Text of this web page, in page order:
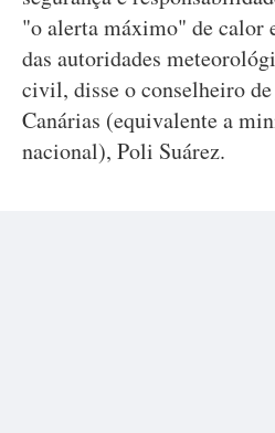
"o alerta máximo" de calor
das autoridades
civil, disse o conselheiro de
Canárias (equivalente a
nacional), Poli Suárez.